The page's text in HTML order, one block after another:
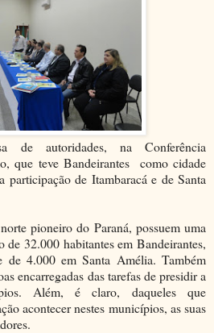
de autoridades, na Conferência
que teve Bandeirantes como cidade
de Itambaracá e de Santa
pioneiro do Paraná, possuem uma
32.000 habitantes em Bandeirantes,
de 4.000 em Santa Amélia. Também
encarregadas das tarefas de presidir a
Além, é claro, daqueles que
acontecer nestes municípios, as suas